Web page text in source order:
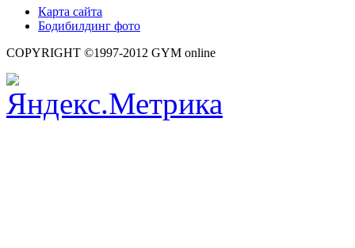
Карта сайта
Бодибилдинг фото
COPYRIGHT ©1997-2012 GYM online